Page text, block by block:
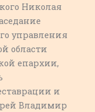
Николая
управления
области
епархии,
и
Владимир